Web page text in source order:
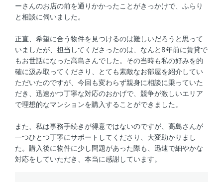
ーさんのお店の前を通りかかったことがきっかけで、ふらり
と相談に伺いました。
正直、希望に合う物件を見つけるのは難しいだろうと思って
いましたが、担当してくださったのは、なんと8年前に賃貸で
もお世話になった高島さんでした。その当時も私の好みを的
確に汲み取ってくださり、とても素敵なお部屋を紹介してい
ただいたのですが、今回も変わらず親身に相談に乗っていた
だき、迅速かつ丁寧な対応のおかげで、競争が激しいエリア
で理想的なマンションを購入することができました。
また、私は事務手続きが得意ではないのですが、高島さんが
一つひとつ丁寧にサポートしてくださり、大変助かりまし
た。購入後に物件に少し問題があった際も、迅速で細やかな
対応をしていただき、本当に感謝しています。